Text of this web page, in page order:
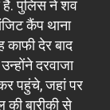
है. पुलिस ने शव
कैंप थाना
काफी देर बाद
दरवाजा
पहुंचे, जहां पर
बारीकी से